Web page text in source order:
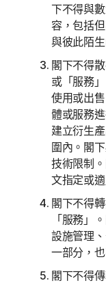
下不得與
容，包括
與彼此陌生
閣下不得
或「服務
使用或出
體或服務
建立衍生
圍內。閣
技術限制
文指定或適
閣下不得
「服務」
設施管理
一部分，
閣下不得